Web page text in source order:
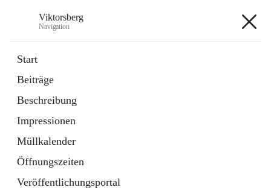
Viktorsberg
Navigation
Start
Beiträge
Beschreibung
Impressionen
Müllkalender
Öffnungszeiten
Veröffentlichungsportal
1 Schnellzugriff
Bürgerservice
10 Schnellzugriffe